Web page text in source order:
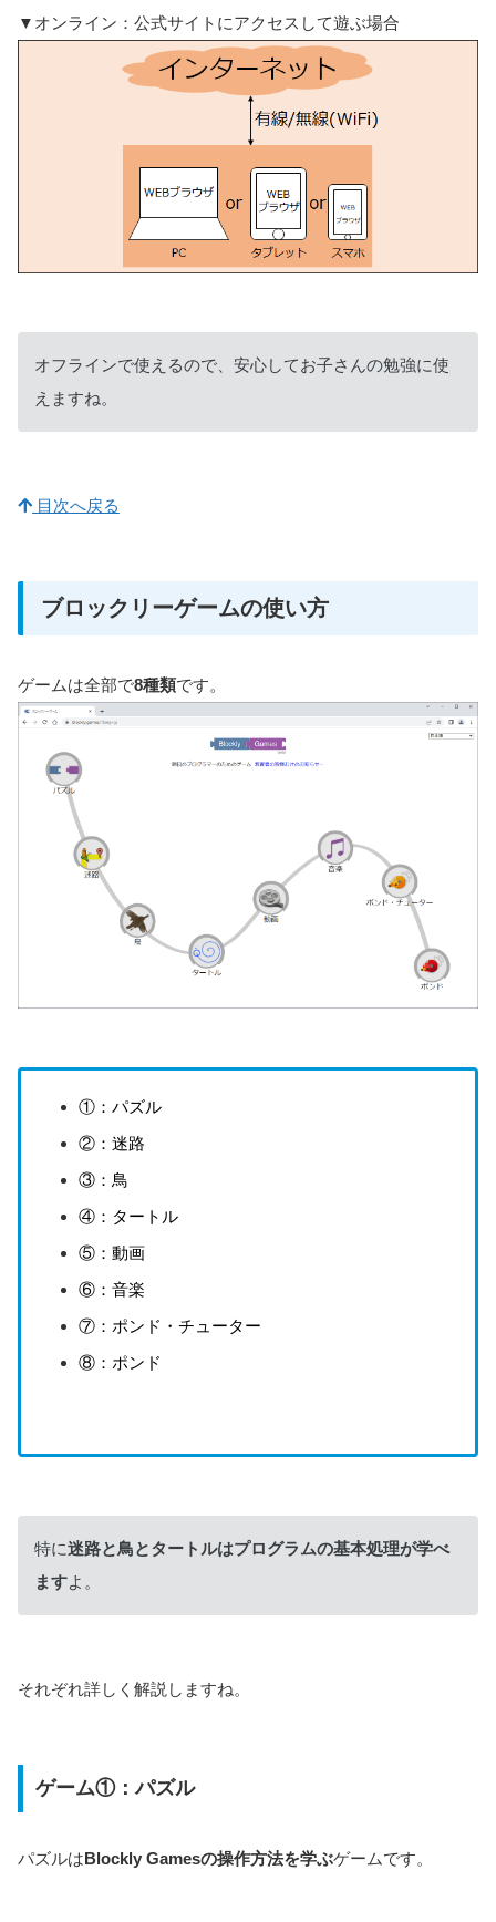
▼オンライン：公式サイトにアクセスして遊ぶ場合
オフラインで使えるので、安心してお子さんの勉強に使
えますね。
目次へ戻る
ブロックリーゲームの使い方
ゲームは全部で8種類です。
①：パズル
②：迷路
③：鳥
④：タートル
⑤：動画
⑥：音楽
⑦：ポンド・チューター
⑧：ポンド
特に迷路と鳥とタートルはプログラムの基本処理が学べ
ますよ。
それぞれ詳しく解説しますね。
ゲーム①：パズル
パズルはBlockly Gamesの操作方法を学ぶゲームです。